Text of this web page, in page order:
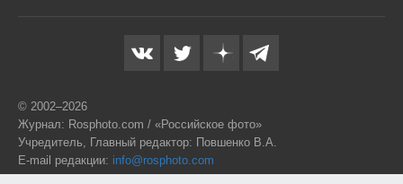
© 2002–2026
Журнал: Rosphoto.com / «Российское фото»
Учредитель, Главный редактор: Повшенко В.А.
E-mail редакции: info@rosphoto.com